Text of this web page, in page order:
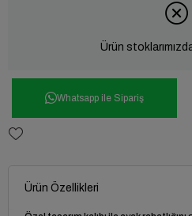
Ürün
Whatsapp ile Sipariş
Ürün Özellikleri